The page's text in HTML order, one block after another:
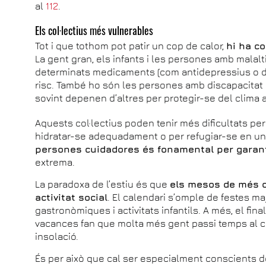
al 112
Els col·lectius més vulnerables
Tot i que tothom pot patir un cop de calor, hi ha
La gent gran, els infants i les persones amb
determinats medicaments (com antidepressius o
risc. També ho són les persones amb
sovint depenen d’altres per protegir-se del clima
Aquests col·lectius poden tenir més dificultats
hidratar-se adequadament o per refugiar-se en
persones cuidadores és fonamental per
extrema.
La paradoxa de l’estiu és que els mesos de més
activitat social
. El calendari s’omple de festes
gastronòmiques i activitats infantils. A més, el
vacances fan que molta més gent passi temps al
insolació.
És per això que cal ser especialment conscients